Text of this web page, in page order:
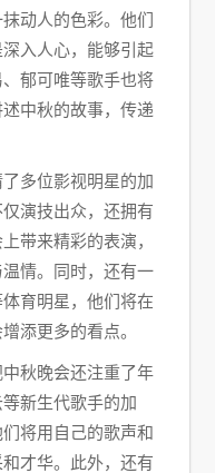
动人的色彩。他们
入人心，能够引起
郁可唯等歌手也将
中秋的故事，传递
多位影视明星的加
演技出众，还拥有
带来精彩的表演，
情。同时，还有一
育明星，他们将在
添更多的看点。
秋晚会还注重了年
新生代歌手的加
将用自己的歌声和
才华。此外，还有